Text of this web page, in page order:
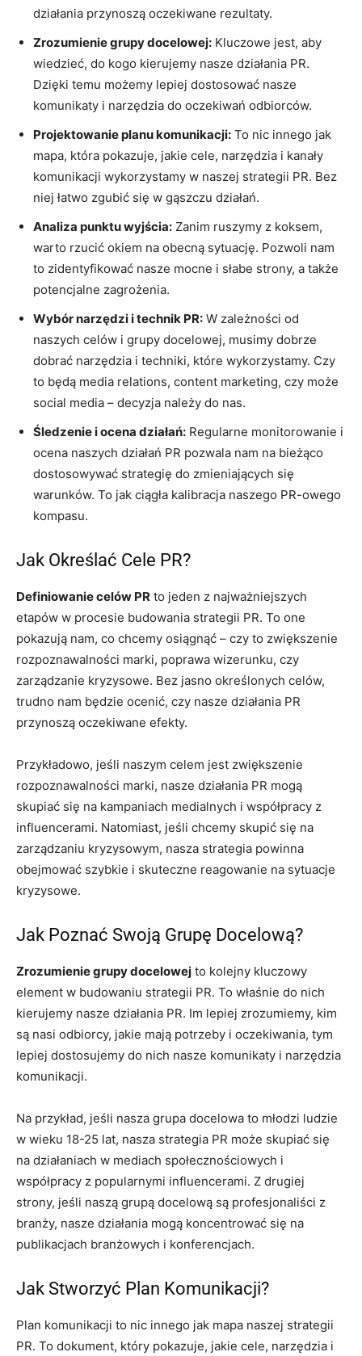
działania przynoszą oczekiwane rezultaty.
Zrozumienie grupy docelowej: Kluczowe jest, aby
wiedzieć, do kogo kierujemy nasze działania PR.
Dzięki temu możemy lepiej dostosować nasze
komunikaty i narzędzia do oczekiwań odbiorców.
Projektowanie planu komunikacji: To nic innego jak
mapa, która pokazuje, jakie cele, narzędzia i kanały
komunikacji wykorzystamy w naszej strategii PR. Bez
niej łatwo zgubić się w gąszczu działań.
Analiza punktu wyjścia: Zanim ruszymy z koksem,
warto rzucić okiem na obecną sytuację. Pozwoli nam
to zidentyfikować nasze mocne i słabe strony, a także
potencjalne zagrożenia.
Wybór narzędzi i technik PR: W zależności od
naszych celów i grupy docelowej, musimy dobrze
dobrać narzędzia i techniki, które wykorzystamy. Czy
to będą media relations, content marketing, czy może
social media – decyzja należy do nas.
Śledzenie i ocena działań: Regularne monitorowanie i
ocena naszych działań PR pozwala nam na bieżąco
dostosowywać strategię do zmieniających się
warunków. To jak ciągła kalibracja naszego PR-owego
kompasu.
Jak Określać Cele PR?
Definiowanie celów PR to jeden z najważniejszych
etapów w procesie budowania strategii PR. To one
pokazują nam, co chcemy osiągnąć – czy to zwiększenie
rozpoznawalności marki, poprawa wizerunku, czy
zarządzanie kryzysowe. Bez jasno określonych celów,
trudno nam będzie ocenić, czy nasze działania PR
przynoszą oczekiwane efekty.
Przykładowo, jeśli naszym celem jest zwiększenie
rozpoznawalności marki, nasze działania PR mogą
skupiać się na kampaniach medialnych i współpracy z
influencerami. Natomiast, jeśli chcemy skupić się na
zarządzaniu kryzysowym, nasza strategia powinna
obejmować szybkie i skuteczne reagowanie na sytuacje
kryzysowe.
Jak Poznać Swoją Grupę Docelową?
Zrozumienie grupy docelowej to kolejny kluczowy
element w budowaniu strategii PR. To właśnie do nich
kierujemy nasze działania PR. Im lepiej zrozumiemy, kim
są nasi odbiorcy, jakie mają potrzeby i oczekiwania, tym
lepiej dostosujemy do nich nasze komunikaty i narzędzia
komunikacji.
Na przykład, jeśli nasza grupa docelowa to młodzi ludzie
w wieku 18-25 lat, nasza strategia PR może skupiać się
na działaniach w mediach społecznościowych i
współpracy z popularnymi influencerami. Z drugiej
strony, jeśli naszą grupą docelową są profesjonaliści z
branży, nasze działania mogą koncentrować się na
publikacjach branżowych i konferencjach.
Jak Stworzyć Plan Komunikacji?
Plan komunikacji to nic innego jak mapa naszej strategii
PR. To dokument, który pokazuje, jakie cele, narzędzia i